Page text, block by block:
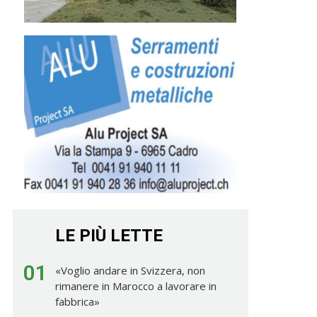
LE PIÙ LETTE
01
«Voglio andare in Svizzera, non
rimanere in Marocco a lavorare in
fabbrica»